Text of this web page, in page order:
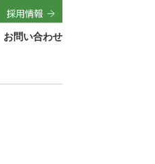
お問い合わせ